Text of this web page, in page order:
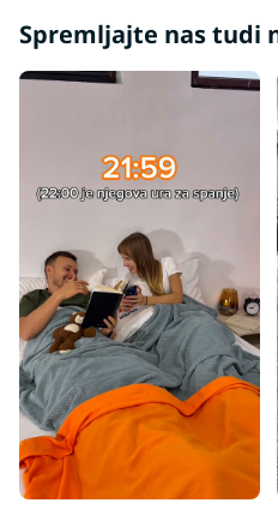
Spremljajte nas tudi